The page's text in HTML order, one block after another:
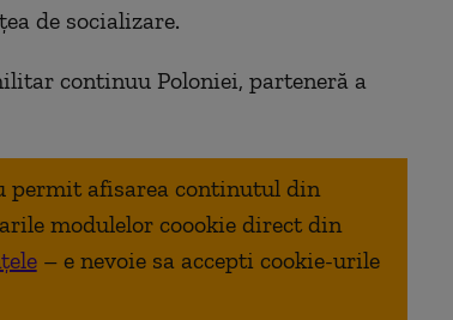
de socializare.
continuu Poloniei, parteneră a
permit afisarea continutul din
modulelor coookie direct din
– e nevoie sa accepti cookie-urile